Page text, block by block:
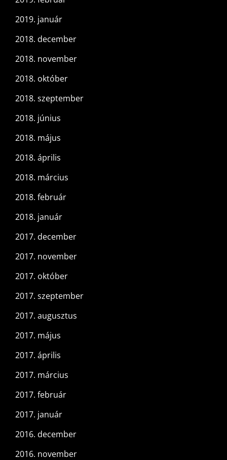
2019. január
2018. december
2018. november
2018. október
2018. szeptember
2018. június
2018. május
2018. április
2018. március
2018. február
2018. január
2017. december
2017. november
2017. október
2017. szeptember
2017. augusztus
2017. május
2017. április
2017. március
2017. február
2017. január
2016. december
2016. november